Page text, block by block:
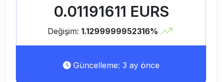
0.01191611 EURS
Değişim: 1.1299999952316%
Güncelleme: 3 ay önce